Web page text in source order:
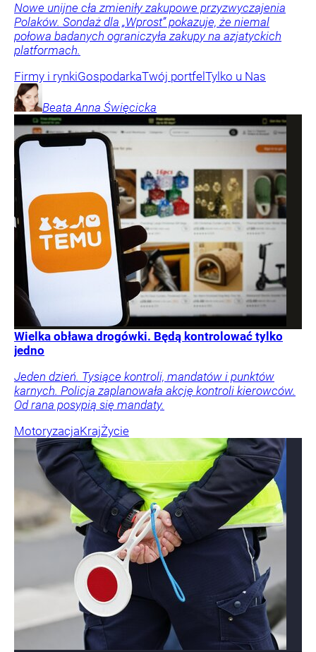
Nowe unijne cła zmieniły zakupowe przyzwyczajenia
Polaków. Sondaż dla „Wprost” pokazuje, że niemal
połowa badanych ograniczyła zakupy na azjatyckich
platformach.
Firmy i rynkiGospodarkaTwój portfel Tylko u Nas
Beata Anna Święcicka
Wielka obława drogówki. Będą kontrolować tylko
jedno
Jeden dzień. Tysiące kontroli, mandatów i punktów
karnych. Policja zaplanowała akcję kontroli kierowców.
Od rana posypią się mandaty.
MotoryzacjaKrajŻycie